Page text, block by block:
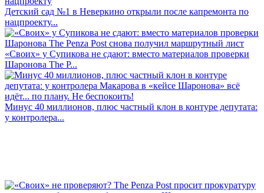
Детский сад №1 в Неверкино открыли после капремонта по
нацпроекту...
«Своих» у Супикова не сдают: вместо материалов проверки
Шаронова The P...
Минус 40 миллионов, плюс частный клон в контуре депутата:
у контролера...